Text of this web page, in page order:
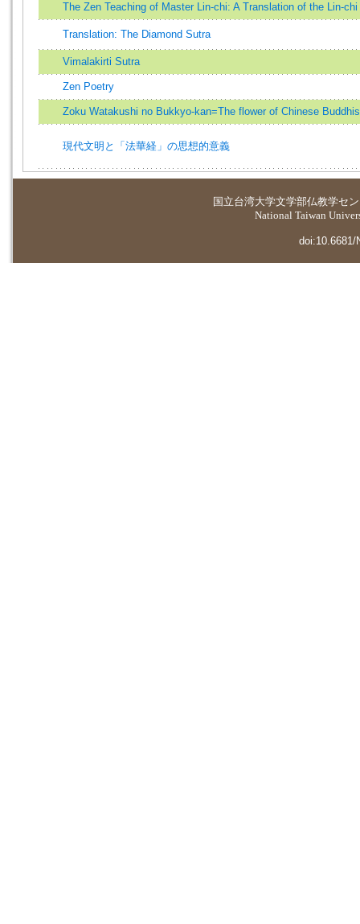
The Zen Teaching of Master Lin-chi: A Translation of the Lin-chi
Translation: The Diamond Sutra
Vimalakirti Sutra
Zen Poetry
Zoku Watakushi no Bukkyo-kan=The flower of Chinese
現代文明と「法華経」の思想的意義
国立台湾大学文学部仏教学セ
National Taiwan
doi:10.6681/